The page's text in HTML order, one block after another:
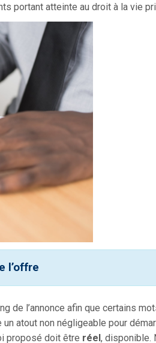
portant atteinte au droit à la vie
l’offre
de l’annonce afin que certains
atout non négligeable pour
proposé doit être réel, disponible.